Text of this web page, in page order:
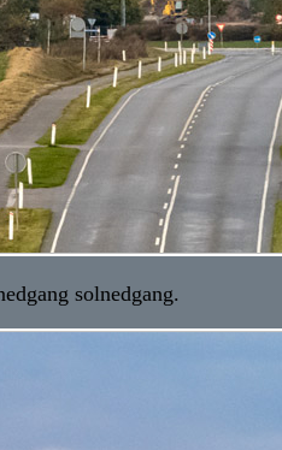
solnedgang.